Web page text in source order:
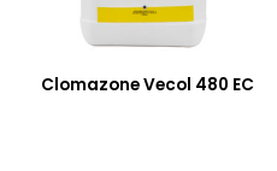
Clomazone Vecol 480 EC